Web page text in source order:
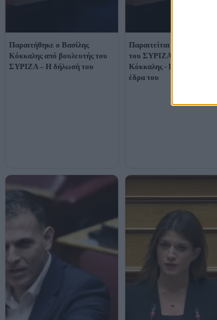
Παραιτήθηκε ο Βασίλης
Κόκκαλης από βουλευτής του
ΣΥΡΙΖΑ – Η δήλωσή του
Παραιτείται από βουλευτής
του ΣΥΡΙΖΑ ο Βασίλης
Κόκκαλης - Παραδίδει την
έδρα του